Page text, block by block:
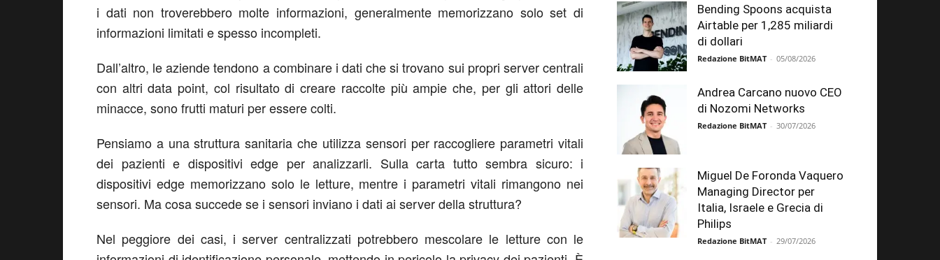
i dati non troverebbero molte informazioni, generalmente memorizzano solo set di
informazioni limitati e spesso incompleti.
Dall’altro, le aziende tendono a combinare i dati che si trovano sui propri server centrali
con altri data point, col risultato di creare raccolte più ampie che, per gli attori delle
minacce, sono frutti maturi per essere colti.
Pensiamo a una struttura sanitaria che utilizza sensori per raccogliere parametri vitali
dei pazienti e dispositivi edge per analizzarli. Sulla carta tutto sembra sicuro: i
dispositivi edge memorizzano solo le letture, mentre i parametri vitali rimangono nei
sensori. Ma cosa succede se i sensori inviano i dati ai server della struttura?
Nel peggiore dei casi, i server centralizzati potrebbero mescolare le letture con le
Bending Spoons acquista
Airtable per 1,285 miliardi
di dollari
Redazione BitMAT - 05/08/2026
Andrea Carcano nuovo CEO
di Nozomi Networks
Redazione BitMAT - 30/07/2026
Miguel De Foronda Vaquero
Managing Director per
Italia, Israele e Grecia di
Philips
Redazione BitMAT - 29/07/2026